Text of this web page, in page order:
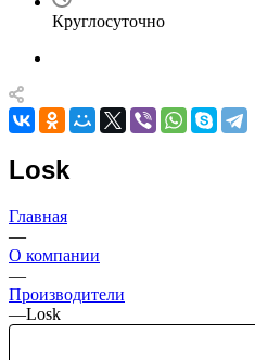
Круглосуточно
Losk
Главная
—
О компании
—
Производители
—Losk